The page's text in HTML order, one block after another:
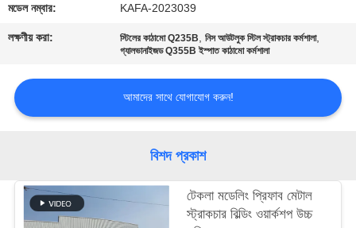
নিয়ন্ত্রণ
সাথে
যোগাযোগ
মডেল নম্বার: KAFA-2023039
লক্ষণীয় করা: স্টিলের কাঠামো Q235B,নিস আউটলুক স্টিল স্ট্রাকচার কর্মশালা,
গ্যালভানাইজড Q355B ইস্পাত কাঠামো কর্মশালা
আমাদের সাথে যোগাযোগ করুন!
বিশদ প্রকাশ
টেকলা মডেলিং প্রিফাব মেটাল
স্ট্রাকচার বিল্ডিং ওয়ার্কশপ উচ্চ